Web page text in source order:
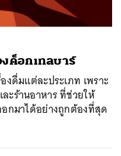
งค็อกเทลบาร์
ดื่มแต่ละประเภท เพราะ
ะร้านอาหาร ที่ช่วยให้
กมาได้อย่างถูกต้องที่สุด